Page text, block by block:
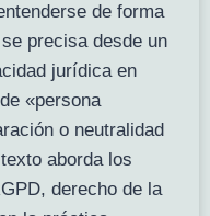
de forma
precisa desde un
jurídica en
«persona
o neutralidad
aborda los
derecho de la